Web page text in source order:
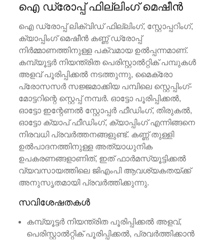
ഐ ഡ്രോപ്പ് ഫില്ലിംഗ് മെഷീൻ
ഐ ഡ്രോപ്പ് ലിക്വിഡ് ഫില്ലിംഗ്, സ്റ്റോപ്പറിംഗ്,
ക്യാപ്പിംഗ് മെഷീൻ കണ്ണ് ഡ്രോപ്പ്
നിർമ്മാണത്തിനുള്ള പക്വമായ ഉൽപ്പന്നമാണ്.
കമ്പ്യൂട്ടർ നിയന്ത്രിത പെരിസ്റ്റാൽറ്റിക് പമ്പുകൾ
അളവ് പൂരിപ്പിക്കൽ നടത്തുന്നു, മൈക്രോ
പ്രോസസർ സജ്ജമാക്കിയ പമ്പിലെ സ്റ്റെപ്പിംഗ്-
മോട്ടറിന്റെ സ്റ്റെപ്പ് നമ്പർ. ഓട്ടോ പൂരിപ്പിക്കൽ,
ഓട്ടോ ഇന്റേണൽ സ്റ്റോപ്പർ ഫീഡിംഗ്, തിരുകൽ,
ഓട്ടോ ക്യാപ് ഫീഡിംഗ്, ക്യാപ്പിംഗ് എന്നിങ്ങനെ
നിരവധി പ്രവർത്തനങ്ങളുണ്ട്. കണ്ണ് തുള്ളി
ഉൽപാദനത്തിനുള്ള അത്യാധുനിക
ഉപകരണങ്ങളാണിത്, ഇത് ഫാർമസ്യൂട്ടിക്കൽ
വ്യവസായത്തിലെ ജിഎംപി ആവശ്യകതയ്ക്ക്
അനുസൃതമായി പ്രവർത്തിക്കുന്നു.
സവിശേഷതകൾ
കമ്പ്യൂട്ടർ നിയന്ത്രിത പൂരിപ്പിക്കൽ അളവ്,
പെരിസ്റ്റാൽറ്റിക് പൂരിപ്പിക്കൽ, പ്രവർത്തിക്കാൻ